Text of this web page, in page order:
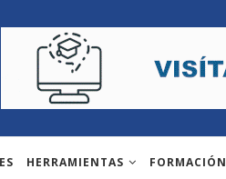
HERRAMIENTAS FORMACIÓN